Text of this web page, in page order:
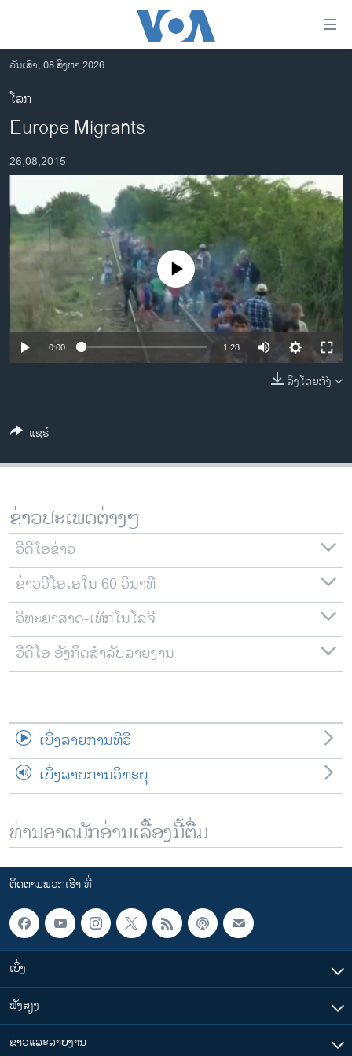
ເຂົ້າ
ຫາ
ຂ້າມ
ຂ້າມ
ໄປ
ຊອກ
ຄົ້ນ
ອາເມຣິກາ
ການເລືອກຕັ້ງ ປະທານາທີບໍດີ ສະຫະລັດ 2024
ໂລກ
ເອເຊຍ
ອິດສະຫຼະພາບດ້ານການຂ່າວ
ຊີວິດຊາວລາວ
ຊຸມຊົນຊາວລາວ
ວິທະຍາສາດ-ເທັກໂນໂລຈີ
ພາສາອັງກິດ
ລາຍການກະຈາຍສຽງ
ລາຍງານ
ຕິດຕາມພວກເຮົາ ທີ່
ພາສາຕ່າງໆ
ວັນເສົາ, 08 ສິງຫາ 2026
ໂລກ
Europe Migrants
26,08,2015
No media source currently available
0:00 1:28
ລິງໂດຍກົງ
ແຊຣ໌
ຂ່າວປະເພດຕ່າງໆ
ວີດີໂອຂ່າວ
ຂ່າວວີໂອເອໃນ 60 ວິນາທີ
ວິທະຍາສາດ-ເທັກໂນໂລຈີ
ວີດີໂອ ອັງກິດສຳລັບລາຍງານ
ເບິ່ງລາຍການທີວີ
ເບິ່ງລາຍການວິທະຍຸ
ທ່ານອາດມັກອ່ານເລື້ອງນີ້ຕື່ມ
ຕິດຕາມພວກເຮົາ ທີ່
ເບິ່ງ
ຟັງສຽງ
ຂ່າວແລະລາຍງານ